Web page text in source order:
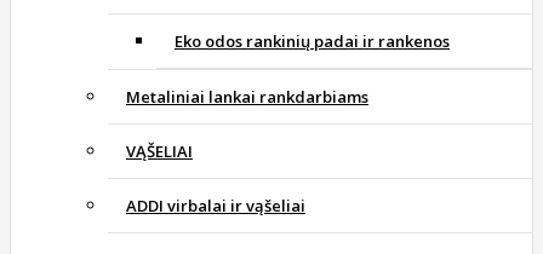
Eko odos rankinių padai ir rankenos
Metaliniai lankai rankdarbiams
VĄŠELIAI
ADDI virbalai ir vąšeliai